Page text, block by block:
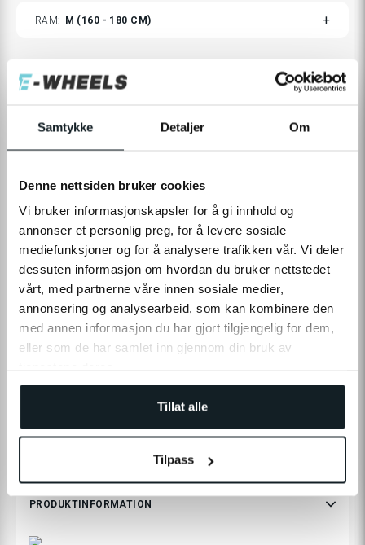
Samtykke Detaljer Om
Denne nettsiden bruker cookies
Vi bruker informasjonskapsler for å gi innhold og
annonser et personlig preg, for å levere sosiale
mediefunksjoner og for å analysere trafikken vår. Vi deler
dessuten informasjon om hvordan du bruker nettstedet
vårt, med partnerne våre innen sosiale medier,
annonsering og analysearbeid, som kan kombinere den
med annen informasjon du har gjort tilgjengelig for dem,
eller som de har samlet inn gjennom din bruk av
Tillat alle
Tilpass
RAM M (160 - 180 CM)TOGGLE
VARIANTS
CUSTOMIZATION
16.990,-
Levering
TILFØJ TIL INDKØBSKURV
Leverans: 2-4dage|Fri levering fra 490,-
På lager
Tilgængelig i 1 butiker
Click & Collect
2-4 dages
leveringstid
Prismatch
PRODUKTINFORMATION